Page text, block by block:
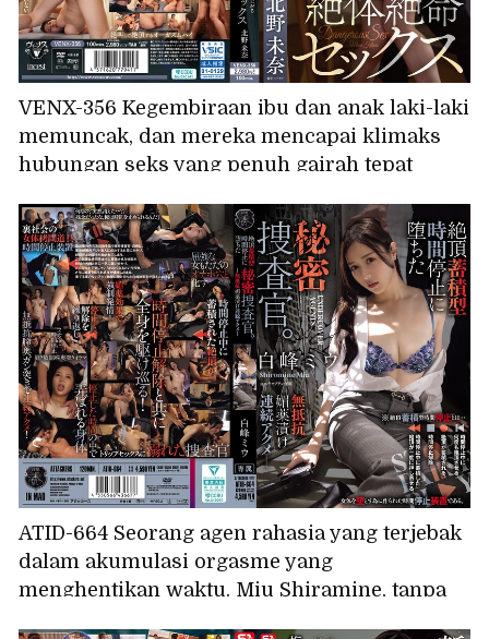
VENX-356 Kegembiraan ibu dan anak laki-laki
memuncak, dan mereka mencapai klimaks
hubungan seks yang penuh gairah tepat
ATID-664 Seorang agen rahasia yang terjebak
dalam akumulasi orgasme yang
menghentikan waktu. Miu Shiramine, tanpa